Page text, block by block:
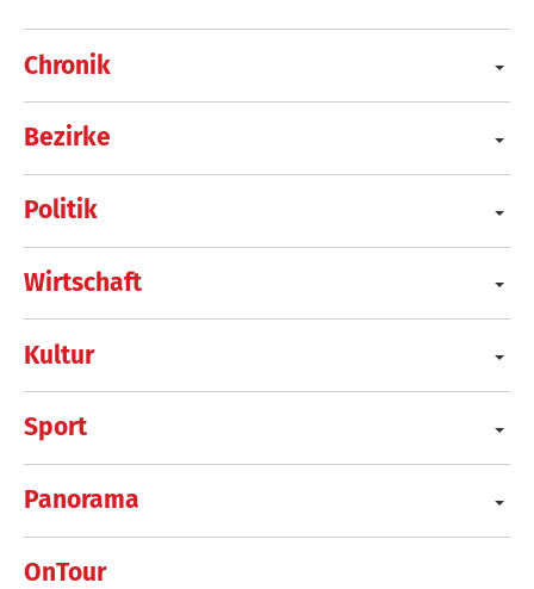
Chronik
Bezirke
Politik
Wirtschaft
Kultur
Sport
Panorama
OnTour